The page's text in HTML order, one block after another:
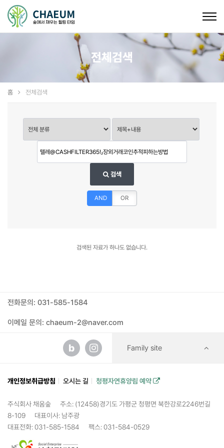
전체검색
홈 전체검색
검색
AND OR
검색된 자료가 하나도 없습니다.
전화문의: 031-585-1584
이메일 문의: chaeum-2@naver.com
b Family site
개인정보취급방침 오시는 길 청평자연휴양림 예약
주식회사 채움숲
주소: (12458)경기도 가평군 청평면 북한강로2246번길
8-109
대표이사: 남주광
대표전화: 031-585-1584
팩스: 031-584-0529